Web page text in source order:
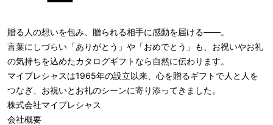
贈る人の想いを包み、贈られる相手に感動を届ける――。
言葉にしづらい「ありがとう」や「おめでとう」も、お祝いやお礼
の気持ちを込めたカタログギフトなら自然に伝わります。
マイプレシャスは1965年の設立以来、心を贈るギフトで人と人を
つなぎ、お祝いとお礼のシーンに寄り添ってきました。
株式会社マイプレシャス
会社概要